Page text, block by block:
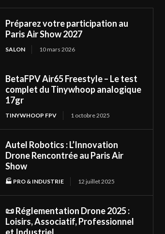
Préparez votre participation au
Paris Air Show 2027
SALON 10 mars 2026
BetaFPV Air65 Freestyle – Le test
complet du Tinywhoop analogique
17gr
TINYWHOOP FPV 1 octobre 2025
Autel Robotics : L’Innovation
Drone Rencontrée au Paris Air
Show
🏭 PRO & INDUSTRIE 12 juillet 2025
📜 Réglementation Drone 2025 :
Loisirs, Associatif, Professionnel